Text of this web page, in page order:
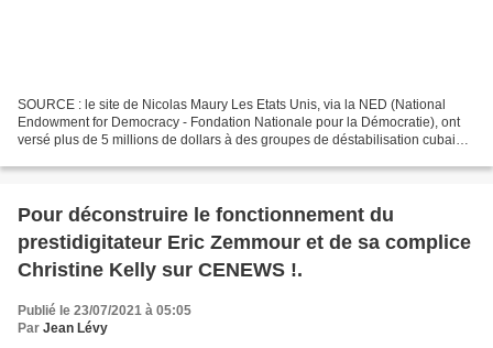
SOURCE : le site de Nicolas Maury Les Etats Unis, via la NED (National
Endowment for Democracy - Fondation Nationale pour la Démocratie), ont
versé plus de 5 millions de dollars à des groupes de déstabilisation cubains
Pour déconstruire le fonctionnement du
prestidigitateur Eric Zemmour et de sa complice
Christine Kelly sur CENEWS !.
Publié le 23/07/2021 à 05:05
Par Jean Lévy